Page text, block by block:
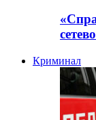
Криминал